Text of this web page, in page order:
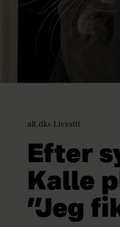
alt.dk Livsstil
Efter
Kalle
”Jeg